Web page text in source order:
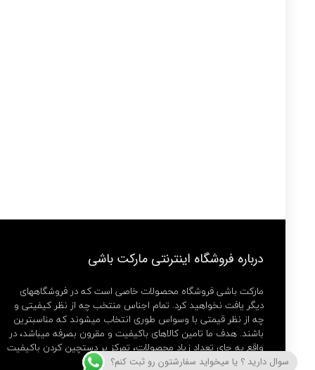
درباره فروشگاه اینترنتی مارکت باشی
مارکت باشی فروشگاه محصولات خاصی است که در فروشگاههای
دیگر یافت نخواهید کرد. تمام اجناس منتخب چه از نظر کیفیتی و
چه از نظر قیمتی با وسواس طوری انتخاب میشوند که مناسبترین
باشند. هدف ما تامین کالاهای باکیفیت و مقرون بصرفه میباشد، در
واقع به جای تعداد زیاد محصولات، تمرکز بر دستچین کردن باکیفیت
ترین ها داریم.
سوال دارید ؟ یا میخواید سفارشتون رو ثبت کنم؟